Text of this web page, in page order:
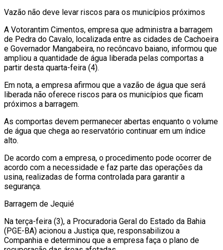
Vazão não deve levar riscos para os municípios próximos
A Votorantim Cimentos, empresa que administra a barragem
de Pedra do Cavalo, localizada entre as cidades de Cachoeira
e Governador Mangabeira, no recôncavo baiano, informou que
ampliou a quantidade de água liberada pelas comportas a
partir desta quarta-feira (4).
Em nota, a empresa afirmou que a vazão de água que será
liberada não oferece riscos para os municípios que ficam
próximos a barragem.
As comportas devem permanecer abertas enquanto o volume
de água que chega ao reservatório continuar em um índice
alto.
De acordo com a empresa, o procedimento pode ocorrer de
acordo com a necessidade e faz parte das operações da
usina, realizadas de forma controlada para garantir a
segurança.
Barragem de Jequié
Na terça-feira (3), a Procuradoria Geral do Estado da Bahia
(PGE-BA) acionou a Justiça que, responsabilizou a
Companhia e determinou que a empresa faça o plano de